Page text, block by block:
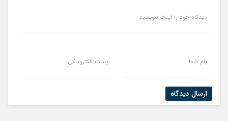
دیدگاه خود را اینجا بنویسید
نام شما پست الکترونیکی
ارسال دیدگاه